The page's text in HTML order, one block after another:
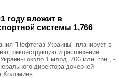
году вложит в
системы 1,766
"Нефтегаз Украины" планирует в
реконструкцию и расширение
около 1 млрд. 766 млн. грн., -
директора дочерней
Коломиев.